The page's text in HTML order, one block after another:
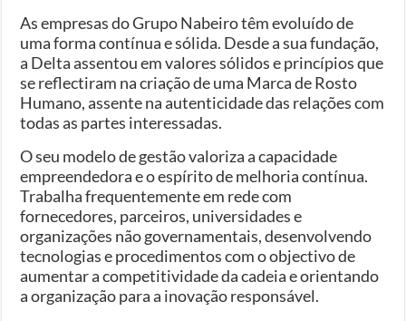
As empresas do Grupo Nabeiro têm evoluído de
uma forma contínua e sólida. Desde a sua fundação,
a Delta assentou em valores sólidos e princípios que
se reflectiram na criação de uma Marca de Rosto
Humano, assente na autenticidade das relações com
todas as partes interessadas.
O seu modelo de gestão valoriza a capacidade
empreendedora e o espírito de melhoria contínua.
Trabalha frequentemente em rede com
fornecedores, parceiros, universidades e
organizações não governamentais, desenvolvendo
tecnologias e procedimentos com o objectivo de
aumentar a competitividade da cadeia e orientando
a organização para a inovação responsável.